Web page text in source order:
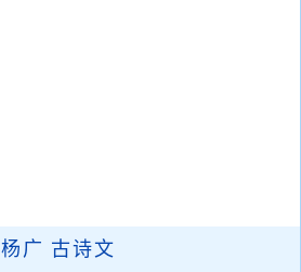
杨广 古诗文